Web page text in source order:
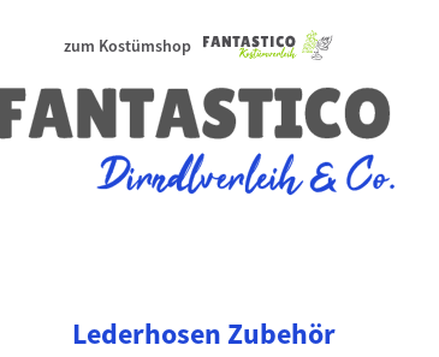
zum Kostümshop
Lederhosen Zubehör